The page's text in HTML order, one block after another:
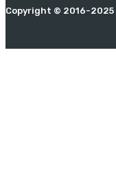
Copyright © 2016-2025